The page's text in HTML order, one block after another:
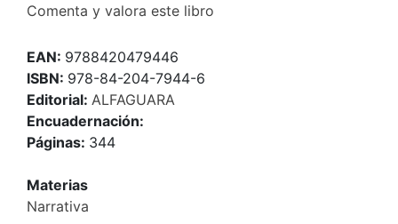
Comenta y valora este libro
EAN: 9788420479446
ISBN: 978-84-204-7944-6
Editorial: ALFAGUARA
Encuadernación:
Páginas: 344
Materias
Narrativa